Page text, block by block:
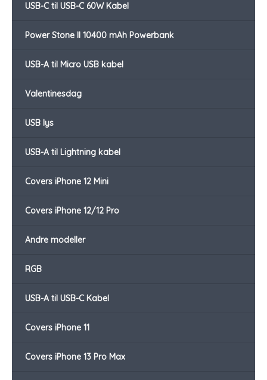
USB-C til USB-C 60W Kabel
Power Stone II 10400 mAh Powerbank
USB-A til Micro USB kabel
Valentinesdag
USB lys
USB-A til Lightning kabel
Covers iPhone 12 Mini
Covers iPhone 12/12 Pro
Andre modeller
RGB
USB-A til USB-C Kabel
Covers iPhone 11
Covers iPhone 13 Pro Max